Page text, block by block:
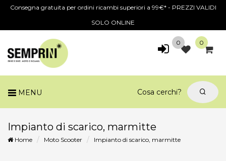
Consegna gratuita per ordini ricambi superiori a 99€* - PREZZI VALIDI
SOLO ONLINE
MENU
0 0
Impianto di scarico, marmitte
Home Moto Scooter Impianto di scarico, marmitte